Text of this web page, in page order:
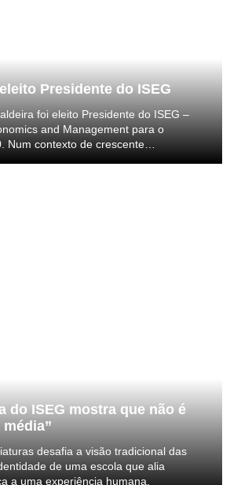
Presidente do ISEG
foi eleito Presidente do ISEG –
and Management para o
Num contexto de crescente
do ISEG mostra que não é
desafia a visão tradicional das
de uma escola que alia
a uma experiência humana.